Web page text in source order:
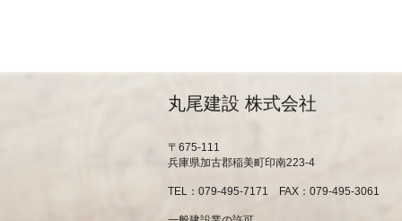
丸尾建設 株式会社
〒675-111
兵庫県加古郡稲美町印南223-4
TEL：079-495-7171 FAX：079-495-3061